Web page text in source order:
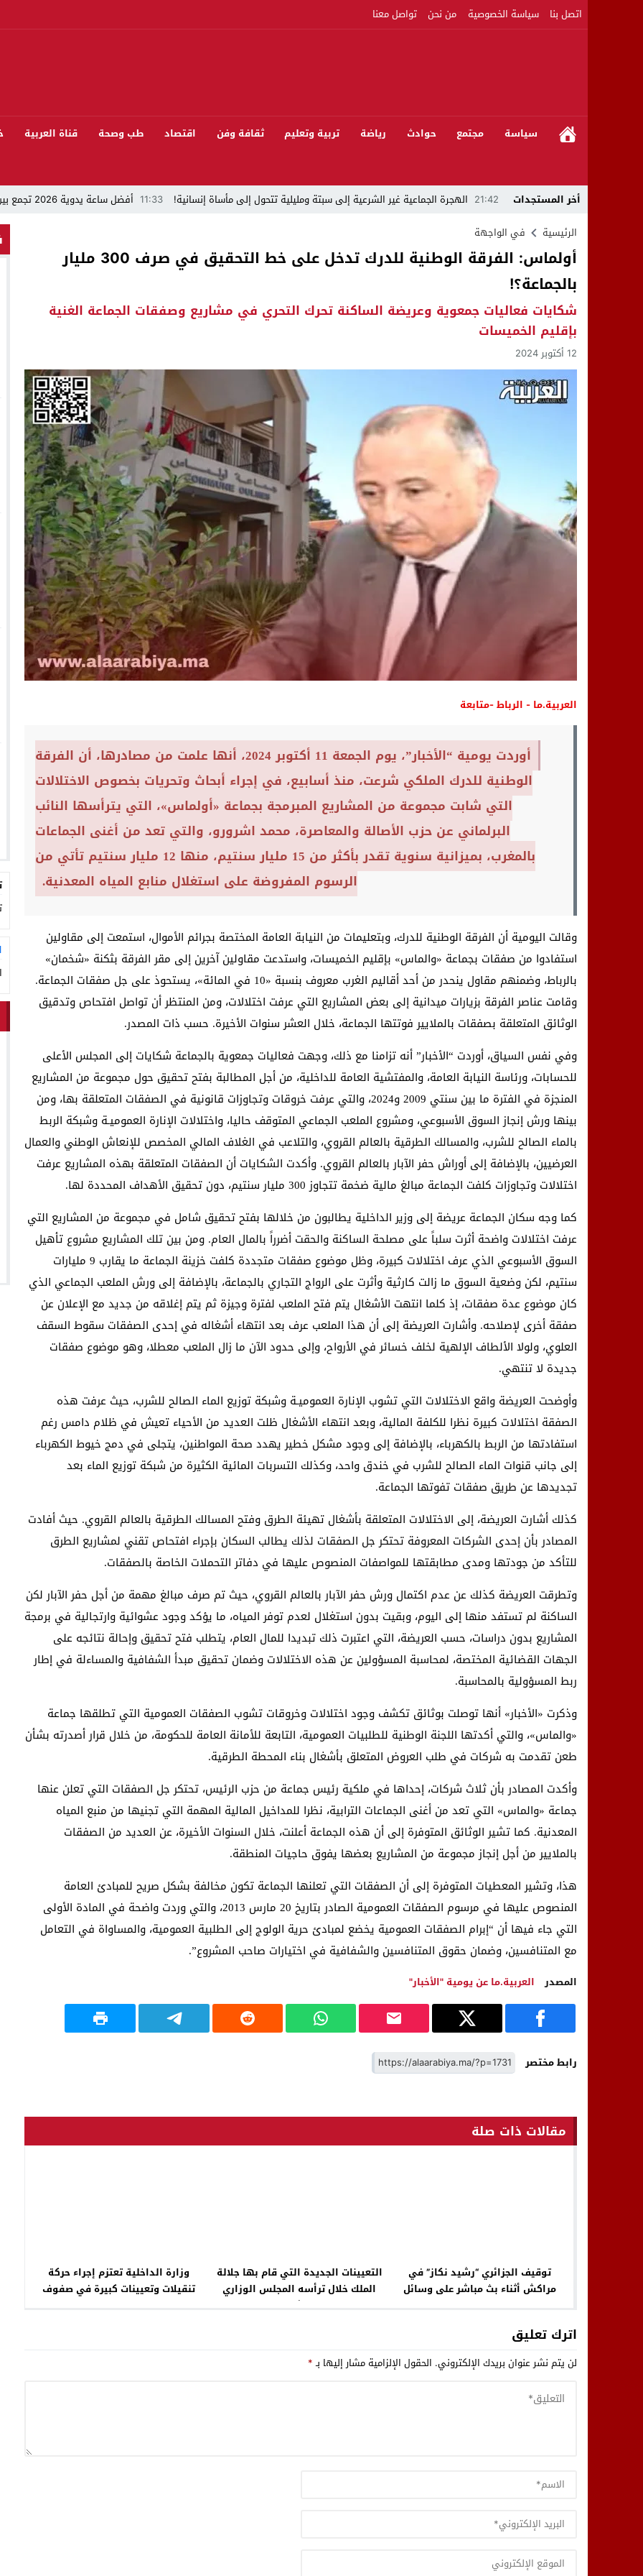
اتصل بنا سياسة الخصوصية من نحن تواصل معنا
سياسة مجتمع حوادث رياضة تربية وتعليم ثقافة وفن اقتصاد طب وصحة قناة العربية
أخر المستجدات 21:42 الهجرة الجماعية غير الشرعية إلى سبتة ومليلية تتحول إلى مأساة إنسانية! 11:33 أفضل ساعة يدوية 2026 تجمع بين الأناقة والدقة
21:16
08:50 مبادرات مواطنة وشركاؤها ينظمون ورشا بيئيا بغابة المقاومة بمدينة الخميسات
09:55 تساؤلات.. كيف أصبح العميد الأمني السابق محمود عرشان رئيسا للكونفدرالية الإفريقية للكرة الحديدية؟
14:25
18:23 طاطا: “اعتداء” على حقوقي يشعل غضب الجمعيات وملف “ماء القصبة” يفجّر الأوضاع
13:35
الرئيسية في الواجهة
أولماس: الفرقة الوطنية للدرك تدخل على خط التحقيق في صرف 300 مليار
بالجماعة؟!
شكايات فعاليات جمعوية وعريضة الساكنة تحرك التحري في مشاريع وصفقات الجماعة الغنية
بإقليم الخميسات
12 أكتوبر 2024
العربية.ما - الرباط -متابعة
أوردت يومية “الأخبار”، يوم الجمعة 11 أكتوبر 2024، أنها علمت من مصادرها، أن الفرقة
الوطنية للدرك الملكي شرعت، منذ أسابيع، في إجراء أبحاث وتحريات بخصوص الاختلالات
التي شابت مجموعة من المشاريع المبرمجة بجماعة «أولماس»، التي يترأسها النائب
البرلماني عن حزب الأصالة والمعاصرة، محمد اشرورو، والتي تعد من أغنى الجماعات
بالمغرب، بميزانية سنوية تقدر بأكثر من 15 مليار سنتيم، منها 12 مليار سنتيم تأتي من
الرسوم المفروضة على استغلال منابع المياه المعدنية.
وقالت اليومية أن الفرقة الوطنية للدرك، وبتعليمات من النيابة العامة المختصة بجرائم الأموال، استمعت إلى مقاولين
استفادوا من صفقات بجماعة «والماس» بإقليم الخميسات، واستدعت مقاولين آخرين إلى مقر الفرقة بثكنة «شخمان»
بالرباط، وضمنهم مقاول ينحدر من أحد أقاليم الغرب معروف بنسبة «10 في المائة»، يستحوذ على جل صفقات الجماعة.
وقامت عناصر الفرقة بزيارات ميدانية إلى بعض المشاريع التي عرفت اختلالات، ومن المنتظر أن تواصل افتحاص وتدقيق
الوثائق المتعلقة بصفقات بالملايير فوتتها الجماعة، خلال العشر سنوات الأخيرة. حسب ذات المصدر.
وفي نفس السياق، أوردت “الأخبار” أنه تزامنا مع ذلك، وجهت فعاليات جمعوية بالجماعة شكايات إلى المجلس الأعلى
للحسابات، ورئاسة النيابة العامة، والمفتشية العامة للداخلية، من أجل المطالبة بفتح تحقيق حول مجموعة من المشاريع
المنجزة في الفترة ما بين سنتي 2009 و2024، والتي عرفت خروقات وتجاوزات قانونية في الصفقات المتعلقة بها، ومن
بينها ورش إنجاز السوق الأسبوعي، ومشروع الملعب الجماعي المتوقف حاليا، واختلالات الإنارة العموميـة وشبكة الربط
بالماء الصالح للشرب، والمسالك الطرقية بالعالم القروي، والتلاعب في الغلاف المالي المخصص للإنعاش الوطني والعمال
العرضيين، بالإضافة إلى أوراش حفر الآبار بالعالم القروي. وأكدت الشكايات أن الصفقات المتعلقة بهذه المشاريع عرفت
اختلالات وتجاوزات كلفت الجماعة مبالغ مالية ضخمة تتجاوز 300 مليار سنتيم، دون تحقيق الأهداف المحددة لها.
كما وجه سكان الجماعة عريضة إلى وزير الداخلية يطالبون من خلالها بفتح تحقيق شامل في مجموعة من المشاريع التي
عرفت اختلالات واضحة أثرت سلباً على مصلحة الساكنة والحقت أضرراً بالمال العام. ومن بين تلك المشاريع مشروع تأهيل
السوق الأسبوعي الذي عرف اختلالات كبيرة، وظل موضوع صفقات متجددة كلفت خزينة الجماعة ما يقارب 9 مليارات
سنتيم، لكن وضعية السوق ما زالت كارثية وأثرت على الرواج التجاري بالجماعة، بالإضافة إلى ورش الملعب الجماعي الذي
كان موضوع عدة صفقات، إذ كلما انتهت الأشغال يتم فتح الملعب لفترة وجيزة ثم يتم إغلاقه من جديد مع الإعلان عن
صفقة أخرى لإصلاحه. وأشارت العريضة إلى أن هذا الملعب عرف بعد انتهاء أشغاله في إحدى الصفقات سقوط السقف
العلوي، ولولا الألطاف الإلهية لخلف خسائر في الأرواح، وإلى حدود الآن ما زال الملعب معطلا، وهو موضوع صفقات
جديدة لا تنتهي.
وأوضحت العريضة واقع الاختلالات التي تشوب الإنارة العموميـة وشبكة توزيع الماء الصالح للشرب، حيث عرفت هذه
الصفقة اختلالات كبيرة نظرا للكلفة المالية، وبعد انتهاء الأشغال ظلت العديد من الأحياء تعيش في ظلام دامس رغم
استفادتها من الربط بالكهرباء، بالإضافة إلى وجود مشكل خطير يهدد صحة المواطنين، يتجلى في دمج خيوط الكهرباء
إلى جانب قنوات الماء الصالح للشرب في خندق واحد، وكذلك التسربات المائية الكثيرة من شبكة توزيع الماء بعد
تجديدها عن طريق صفقات تفوتها الجماعة.
كذلك أشارت العريضة، إلى الاختلالات المتعلقة بأشغال تهيئة الطرق وفتح المسالك الطرقية بالعالم القروي. حيث أفادت
المصادر بأن إحدى الشركات المعروفة تحتكر جل الصفقات لذلك يطالب السكان بإجراء افتحاص تقني لمشاريع الطرق
للتأكد من جودتها ومدى مطابقتها للمواصفات المنصوص عليها في دفاتر التحملات الخاصة بالصفقات.
وتطرقت العريضة كذلك عن عدم اكتمال ورش حفر الآبار بالعالم القروي، حيث تم صرف مبالغ مهمة من أجل حفر الآبار لكن
الساكنة لم تستفد منها إلى اليوم، وبقيت بدون استغلال لعدم توفر المياه، ما يؤكد وجود عشوائية وارتجالية في برمجة
المشاريع بدون دراسات، حسب العريضة، التي اعتبرت ذلك تبديدا للمال العام، يتطلب فتح تحقيق وإحالة نتائجه على
الجهات القضائية المختصة، لمحاسبة المسؤولين عن هذه الاختلالات وضمان تحقيق مبدأ الشفافية والمساءلة في إطار
ربط المسؤولية بالمحاسبة.
وذكرت «الأخبار» أنها توصلت بوثائق تكشف وجود اختلالات وخروقات تشوب الصفقات العمومية التي تطلقها جماعة
«والماس»، والتي أكدتها اللجنة الوطنية للطلبيات العمومية، التابعة للأمانة العامة للحكومة، من خلال قرار أصدرته بشأن
طعن تقدمت به شركات في طلب العروض المتعلق بأشغال بناء المحطة الطرقية.
وأكدت المصادر بأن ثلاث شركات، إحداها في ملكية رئيس جماعة من حزب الرئيس، تحتكر جل الصفقات التي تعلن عنها
جماعة «والماس» التي تعد من أغنى الجماعات الترابية، نظرا للمداخيل المالية المهمة التي تجنيها من منبع المياه
المعدنية. كما تشير الوثائق المتوفرة إلى أن هذه الجماعة أعلنت، خلال السنوات الأخيرة، عن العديد من الصفقات
بالملايير من أجل إنجاز مجموعة من المشاريع بعضها يفوق حاجيات المنطقة.
هذا، وتشير المعطيات المتوفرة إلى أن الصفقات التي تعلنها الجماعة تكون مخالفة بشكل صريح للمبادئ العامة
المنصوص عليها في مرسوم الصفقات العمومية الصادر بتاريخ 20 مارس 2013، والتي وردت واضحة في المادة الأولى
التي جاء فيها أن “إبرام الصفقات العمومية يخضع لمبادئ حرية الولوج إلى الطلبية العمومية، والمساواة في التعامل
مع المتنافسين، وضمان حقوق المتنافسين والشفافية في اختيارات صاحب المشروع”.
المصدر العربية.ما عن يومية "الأخبار"
رابط مختصر
مقالات ذات صلة
توقيف الجزائري “رشيد نكاز” في
مراكش أثناء بث مباشر على وسائل
التعيينات الجديدة التي قام بها جلالة
الملك خلال ترأسه المجلس الوزاري
وزارة الداخلية تعتزم إجراء حركة
تنقيلات وتعيينات كبيرة في صفوف
اترك تعليق
لن يتم نشر عنوان بريدك الإلكتروني. الحقول الإلزامية مشار إليها بـ*